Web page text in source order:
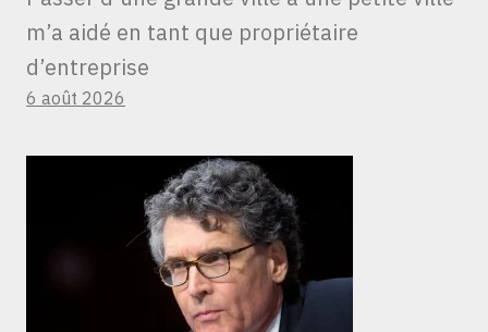
m’a aidé en tant que propriétaire
d’entreprise
6 août 2026